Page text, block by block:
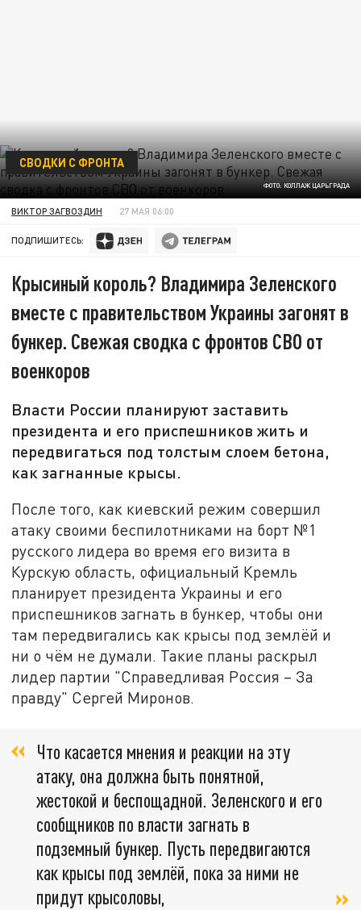
ФОТО: КОЛЛАЖ ЦАРЬГРАДА
СВОДКИ С ФРОНТА
ВИКТОР ЗАГВОЗДИН 27 МАЯ 06:00
ПОДПИШИТЕСЬ:
Крысиный король? Владимира Зеленского
вместе с правительством Украины загонят в
бункер. Свежая сводка с фронтов СВО от
военкоров
Власти России планируют заставить
президента и его приспешников жить и
передвигаться под толстым слоем бетона,
как загнанные крысы.
После того, как киевский режим совершил
атаку своими беспилотниками на борт №1
русского лидера во время его визита в
Курскую область, официальный Кремль
планирует президента Украины и его
приспешников загнать в бункер, чтобы они
там передвигались как крысы под землёй и
ни о чём не думали. Такие планы раскрыл
лидер партии "Справедливая Россия – За
правду" Сергей Миронов.
Что касается мнения и реакции на эту
атаку, она должна быть понятной,
жестокой и беспощадной. Зеленского и его
сообщников по власти загнать в
подземный бункер. Пусть передвигаются
как крысы под землёй, пока за ними не
придут крысоловы,